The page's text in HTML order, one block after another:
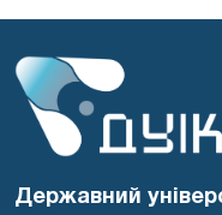
Державний